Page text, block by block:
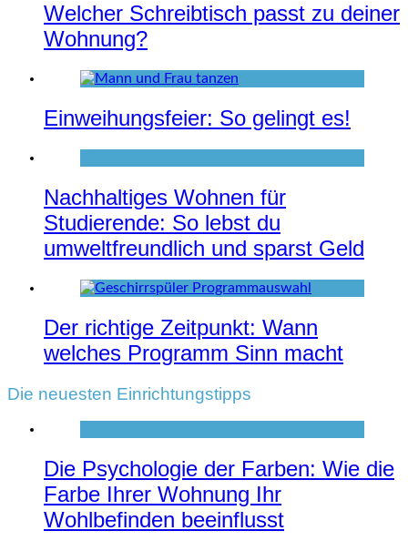
Welcher Schreibtisch passt zu deiner
Wohnung?
Einweihungsfeier: So gelingt es!
Nachhaltiges Wohnen für
Studierende: So lebst du
umweltfreundlich und sparst Geld
Der richtige Zeitpunkt: Wann
welches Programm Sinn macht
Die neuesten Einrichtungstipps
Die Psychologie der Farben: Wie die
Farbe Ihrer Wohnung Ihr
Wohlbefinden beeinflusst